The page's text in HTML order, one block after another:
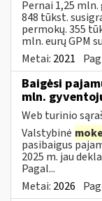
Pernai 1,25
848 tūkst.
permokų. 355
mln. eurų GPM
Metai: 2021
Baigėsi
mln.
Web turinio
Valstybinė
pasibaigus
2025 m. jau
Pagal...
Metai: 2026